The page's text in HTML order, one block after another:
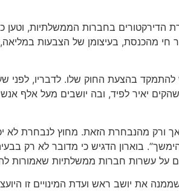
בחברות הממשלתיות, וטען כי
מהכנסת, בעיצומן של הצבעות
להתמקד בהצעת החוק שלו. לדבריו,
ורק מהנבחרת הזאת. מחוץ לנבחרת לא
בוארון הדגיש כי מדובר לא רק בבעיה
עשרות חברות ממשלתיות שאמורות
שממנה את יושב ראש ועדת המינויים